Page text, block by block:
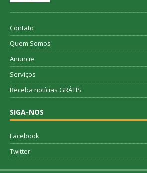
Contato
Quem Somos
Anuncie
Serviços
Receba notícias GRÁTIS
SIGA-NOS
Facebook
Twitter